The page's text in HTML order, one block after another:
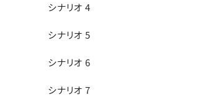
シナリオ 4
シナリオ 5
シナリオ 6
シナリオ 7